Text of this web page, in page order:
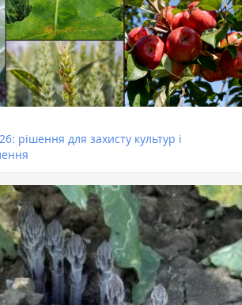
рішення для захисту культур і